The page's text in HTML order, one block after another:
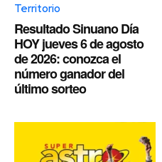
Territorio
Resultado Sinuano Día
HOY jueves 6 de agosto
de 2026: conozca el
número ganador del
último sorteo